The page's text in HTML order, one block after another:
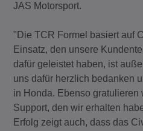
JAS Motorsport.
"Die TCR Formel basiert auf
Einsatz, den unsere
dafür geleistet haben, ist
uns dafür herzlich bedanken
in Honda. Ebenso gratulieren
Support, den wir erhalten
Erfolg zeigt auch, dass das